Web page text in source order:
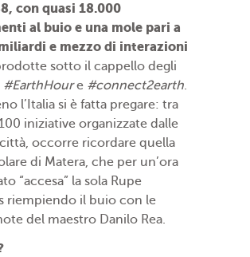
con quasi 18.000
al buio e una mole pari a
e mezzo di interazioni
sotto il cappello degli
#EarthHoure #connect2earth.
l’Italia si è fatta pregare: tra
iniziative organizzate dalle
occorre ricordare quella
di Matera, che per un’ora
“accesa” la sola Rupe
riempiendo il buio con le
del maestro Danilo Rea.